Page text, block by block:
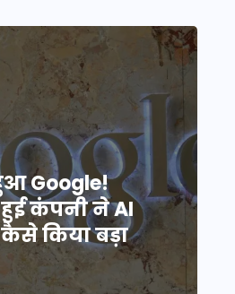
Google!
कंपनी ने AI
किया बड़ा